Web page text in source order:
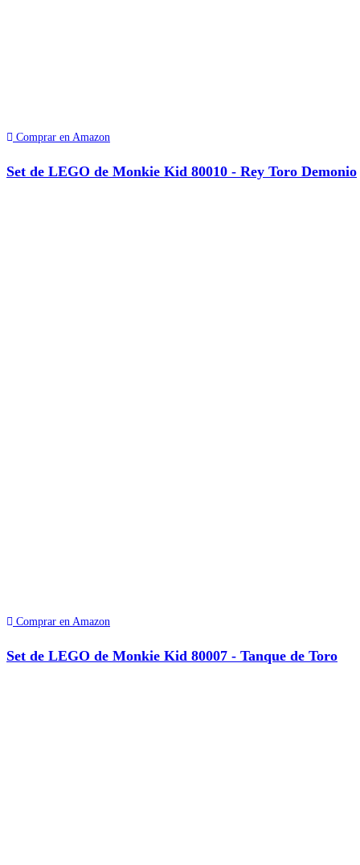
Comprar en Amazon
Set de LEGO de Monkie Kid 80010 - Rey Toro Demonio
Comprar en Amazon
Set de LEGO de Monkie Kid 80007 - Tanque de Toro